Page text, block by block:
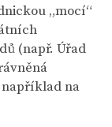
„mocí“
(např. Úřad
na